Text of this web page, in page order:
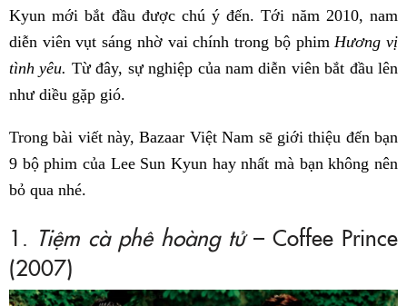
Kyun mới bắt đầu được chú ý đến. Tới năm 2010, nam
diễn viên vụt sáng nhờ vai chính trong bộ phimHương vị
tình yêu. Từ đây, sự nghiệp của nam diễn viên bắt đầu lên
như diều gặp gió.
Trong bài viết này, Bazaar Việt Nam sẽ giới thiệu đến bạn
9 bộ phim của Lee Sun Kyun hay nhất mà bạn không nên
bỏ qua nhé.
1. Tiệm cà phê hoàng tử– Coffee Prince
(2007)